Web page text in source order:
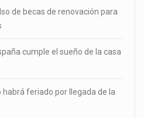
de becas de renovación para
cumple el sueño de la casa
feriado por llegada de la